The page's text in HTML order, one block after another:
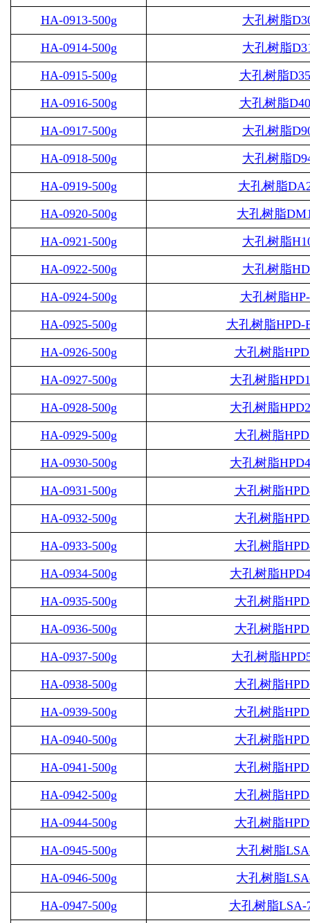
HA-0913-500g
大孔树脂
HA-0914-500g
大孔树脂
HA-0915-500g
大孔树脂
HA-0916-500g
大孔树脂
HA-0917-500g
大孔树脂
HA-0918-500g
大孔树脂
HA-0919-500g
大孔树脂
HA-0920-500g
大孔树脂
HA-0921-500g
大孔树脂
HA-0922-500g
大孔树脂
HA-0924-500g
大孔树脂
HA-0925-500g
大孔树脂HPD-
HA-0926-500g
大孔树脂
HA-0927-500g
大孔树脂
HA-0928-500g
大孔树脂
HA-0929-500g
大孔树脂
HA-0930-500g
大孔树脂
HA-0931-500g
大孔树脂
HA-0932-500g
大孔树脂
HA-0933-500g
大孔树脂
HA-0934-500g
大孔树脂
HA-0935-500g
大孔树脂
HA-0936-500g
大孔树脂
HA-0937-500g
大孔树脂
HA-0938-500g
大孔树脂
HA-0939-500g
大孔树脂
HA-0940-500g
大孔树脂
HA-0941-500g
大孔树脂
HA-0942-500g
大孔树脂
HA-0944-500g
大孔树脂
HA-0945-500g
大孔树脂
HA-0946-500g
大孔树脂
HA-0947-500g
大孔树脂LSA-